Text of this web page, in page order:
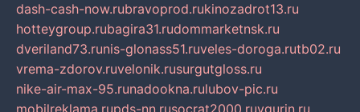
dash-cash-now.rubravoprod.rukinozadrot13.ru
hotteygroup.rubagira31.rudommarketnsk.ru
dveriland73.runis-glonass51.ruveles-doroga.rutb02.ru
vrema-zdorov.ruvelonik.rusurgutgloss.ru
nike-air-max-95.runadookna.rulubov-pic.ru
mobilreklama.rupds-nn.rusocrat2000.ruvgurin.ru